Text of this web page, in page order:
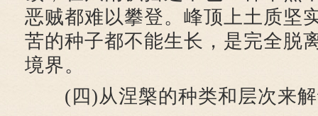
恶贼都难以攀登。峰顶上土质坚
苦的种子都不能生长，是完全脱
境界。
(四)从涅槃的种类和层次来